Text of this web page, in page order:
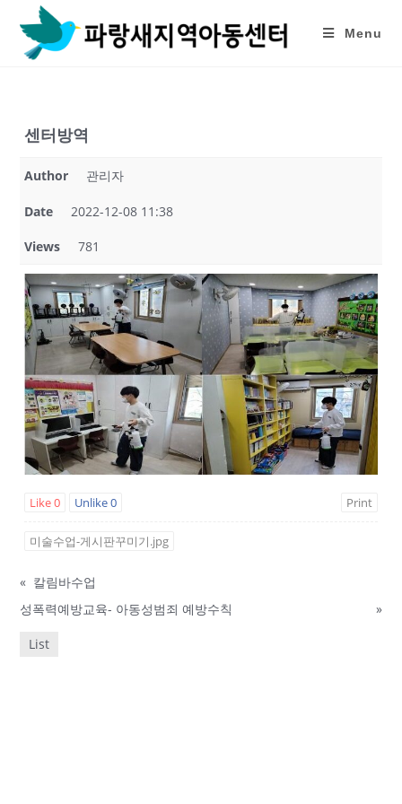
content
Menu
센터방역
Author 관리자
Date 2022-12-08 11:38
Views 781
Like0 Unlike0 Print
미술수업-게시판꾸미기.jpg
« 칼림바수업
성폭력예방교육- 아동성범죄 예방수칙
»
List